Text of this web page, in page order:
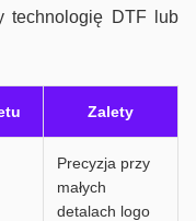
technologię DTF lub
Zalety
Precyzja przy
małych
detalach logo